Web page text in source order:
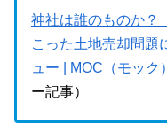
神社は誰のものか
こった土地売却問題
ュー | MOC（モック）
ー記事）